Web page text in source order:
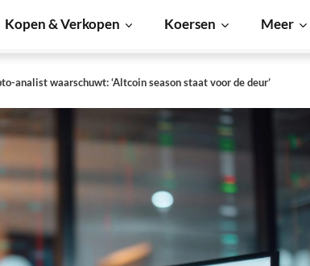
Kopen & Verkopen Koersen Meer
analist waarschuwt: ‘Altcoin season staat voor de deur’